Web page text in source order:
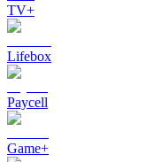
TV+
Lifebox
Paycell
Game+